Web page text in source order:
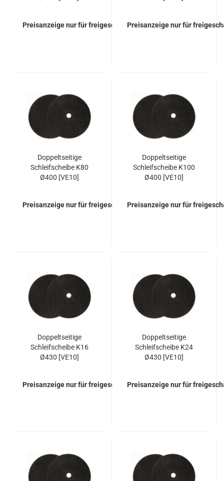
Preisanzeige nur für freigeschaltete Kunden
Preisanzeige nur für
Doppeltseitige
Schleifscheibe K80
Ø400 [VE10]
Preisanzeige nur für freigeschaltete Kunden
Doppeltseitige
Schleifscheibe K100
Ø400 [VE10]
Preisanzeige nur für
Doppeltseitige
Schleifscheibe K16
Ø430 [VE10]
Preisanzeige nur für freigeschaltete Kunden
Doppeltseitige
Schleifscheibe K24
Ø430 [VE10]
Preisanzeige nur für